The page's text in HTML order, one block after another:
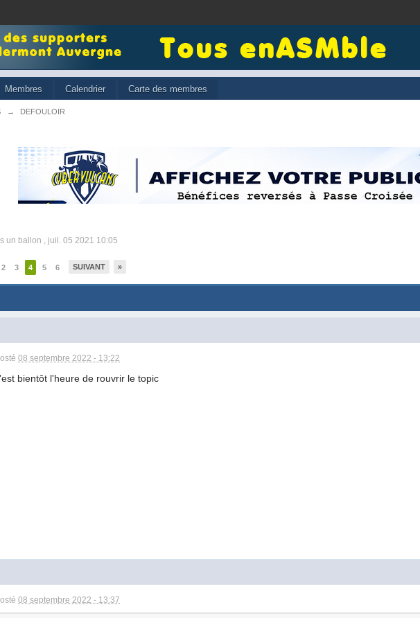
Membres Calendrier Carte des membres
→ DEFOULOIR
un ballon , juil. 05 2021 10:05
2 3 4 5 6 SUIVANT »
08 septembre 2022 - 13:22
bientôt l'heure de rouvrir le topic
08 septembre 2022 - 13:37